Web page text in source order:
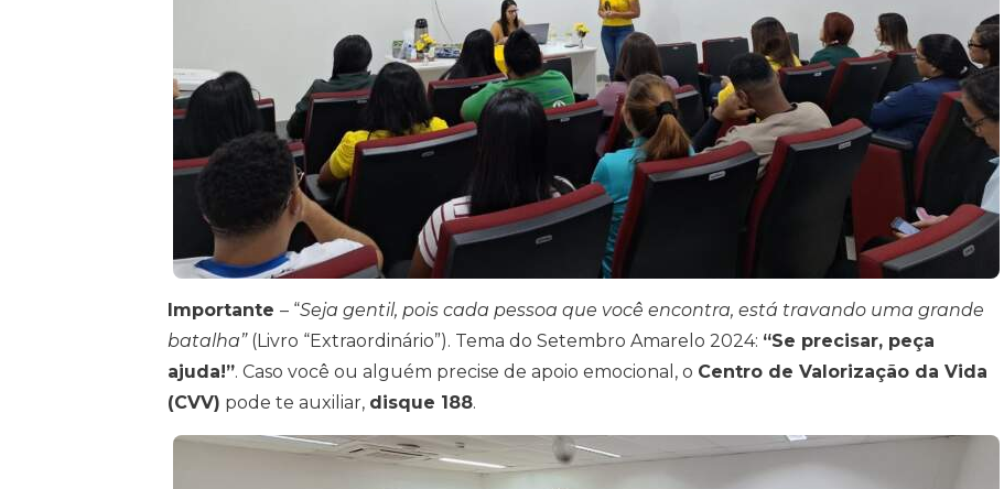
Importante – “Seja gentil, pois cada pessoa que você encontra, está travando uma grande
batalha” (Livro “Extraordinário”). Tema do Setembro Amarelo 2024: “Se precisar, peça
ajuda!”. Caso você ou alguém precise de apoio emocional, o Centro de Valorização da Vida
(CVV) pode te auxiliar, disque 188.